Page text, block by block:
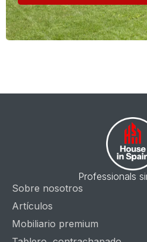
Professionals
Sobre nosotros
Artículos
Mobiliario premium